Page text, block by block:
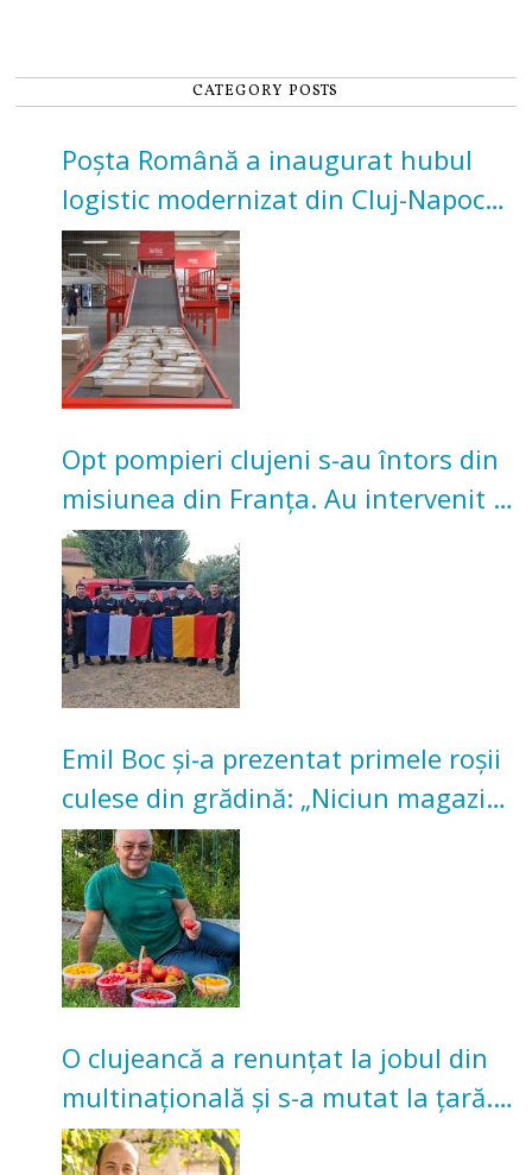
CATEGORY POSTS
Poșta Română a inaugurat hubul
logistic modernizat din Cluj-Napoca.
Investiție de 3 milioane de euro
Opt pompieri clujeni s-au întors din
misiunea din Franța. Au intervenit la
incendii de vegetație și pădure
Emil Boc și-a prezentat primele roșii
culese din grădină: „Niciun magazin
nu poate oferi această satisfacție”
O clujeancă a renunțat la jobul din
multinațională și s-a mutat la țară.
Acum cultivă legume în grădina